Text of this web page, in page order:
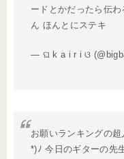
ードとかだったら伝
ん ほんとにステキ
— ଘ k a i r i ଓ
お願いランキングの
*)ﾉ 今日のギターの先